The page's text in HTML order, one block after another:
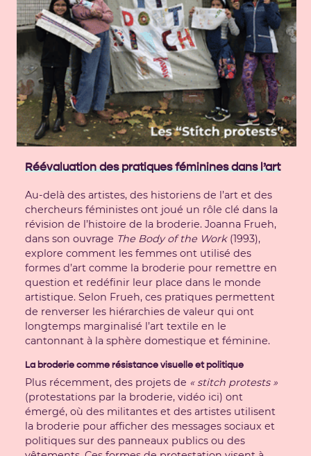
Réévaluation des pratiques féminines dans l’art
Au-delà des artistes, des historiens de l’art et des
chercheurs féministes ont joué un rôle clé dans la
révision de l’histoire de la broderie. Joanna Frueh,
dans son ouvrage The Body of the Work(1993),
explore comment les femmes ont utilisé des
formes d’art comme la broderie pour remettre en
question et redéfinir leur place dans le monde
artistique. Selon Frueh, ces pratiques permettent
de renverser les hiérarchies de valeur qui ont
longtemps marginalisé l’art textile en le
cantonnant à la sphère domestique et féminine.
La broderie comme résistance visuelle et politique
Plus récemment, des projets de « stitch protests »
(protestations par la broderie, vidéo ici) ont
émergé, où des militantes et des artistes utilisent
la broderie pour afficher des messages sociaux et
politiques sur des panneaux publics ou des